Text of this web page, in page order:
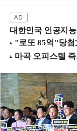
대한민국 인공지능과